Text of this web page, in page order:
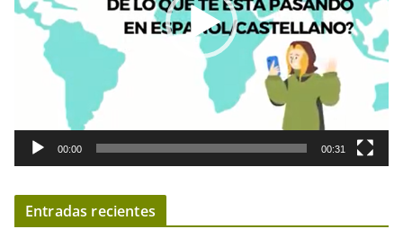
d
í
d
00:00 00:31
Entradas recientes